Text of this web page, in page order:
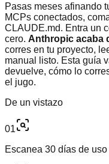
Pasas meses afinando
MCPs conectados,
CLAUDE.md. Entra un
cero. Anthropic acaba
corres en tu proyecto,
manual listo. Esta guía
devuelve, cómo lo
el jugo.
De un vistazo
01
Escanea 30 días de uso